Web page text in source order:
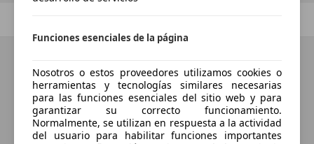
Funciones esenciales de la página
Nosotros o estos proveedores utilizamos cookies o
herramientas y tecnologías similares necesarias
para las funciones esenciales del sitio web y para
garantizar su correcto funcionamiento.
Normalmente, se utilizan en respuesta a la actividad
del usuario para habilitar funciones importantes